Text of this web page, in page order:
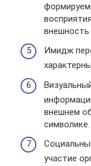
внешность
Имидж
внешнем
символике.
участие